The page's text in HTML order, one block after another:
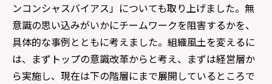
ンコンシャスバイアス」についても取り上げました。無
意識の思い込みがいかにチームワークを阻害するかを、
具体的な事例とともに考えました。組織風土を変えるに
は、まずトップの意識改革からと考え、まずは経営層か
ら実施し、現在は下の階層にまで展開しているところで